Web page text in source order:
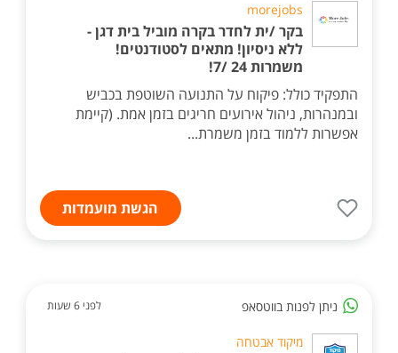
morejobs
בקר /ית לחדר בקרה מוביל בית דגן -
ללא ניסיון! מתאים לסטודנטים!
משמרות 24 /7!
התפקיד כולל: פיקוח על התנועה השוטפת בכביש
ובמנהרות, ניהול אירועים חריגים בזמן אמת. (קיימת
אפשרות ללמוד בזמן משמרת...
הגשת מועמדות
ניתן לפנות בווטסאפ לפני 6 שעות
מיקוד אבטחה